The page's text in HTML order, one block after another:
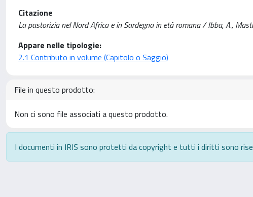
Citazione
La pastorizia nel Nord Africa e in Sardegna in età romana / Ibba, A.,
Appare nelle tipologie:
2.1 Contributo in volume (Capitolo o Saggio)
File in questo prodotto:
Non ci sono file associati a questo prodotto.
I documenti in IRIS sono protetti da copyright e tutti i diritti sono